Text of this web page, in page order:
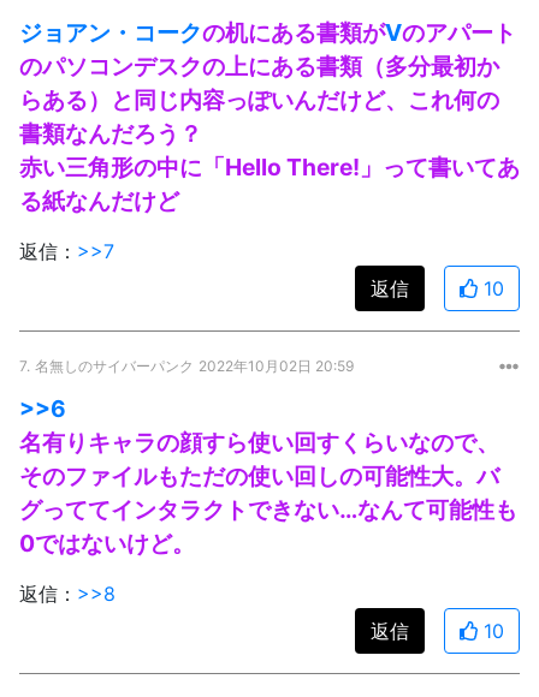
ジョアン・コークの机にある書類がVのアパート
のパソコンデスクの上にある書類（多分最初か
らある）と同じ内容っぽいんだけど、これ何の
書類なんだろう？
赤い三角形の中に「Hello There!」って書いてあ
る紙なんだけど
返信： >>7
返信
10
7. 名無しのサイバーパンク 2022年10月02日 20:59
>>6
名有りキャラの顔すら使い回すくらいなので、
そのファイルもただの使い回しの可能性大。バ
グっててインタラクトできない…なんて可能性も
0ではないけど。
返信： >>8
返信
10